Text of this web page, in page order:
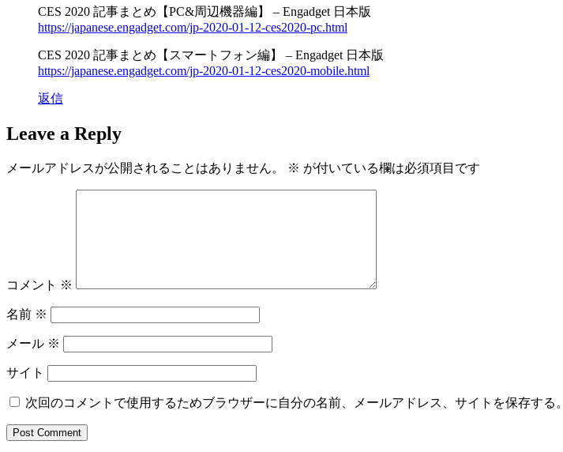
CES 2020 記事まとめ【PC&周辺機器編】 – Engadget 日本版
https://japanese.engadget.com/jp-2020-01-12-ces2020-pc.html
CES 2020 記事まとめ【スマートフォン編】 – Engadget 日本版
https://japanese.engadget.com/jp-2020-01-12-ces2020-mobile.html
返信
Leave a Reply
メールアドレスが公開されることはありません。 ※ が付いている欄は必須項目です
コメント ※
名前 ※
メール ※
サイト
次回のコメントで使用するためブラウザーに自分の名前、メールアドレス、サイトを保存する。